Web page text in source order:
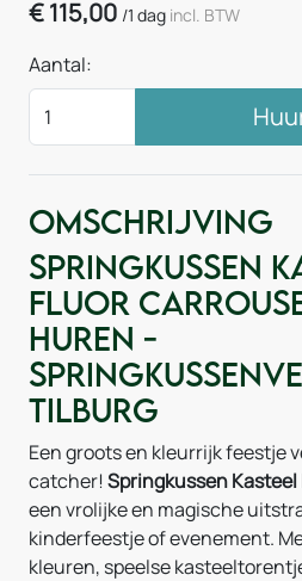
€115,00 /1 dag incl. BTW
Aantal:
Omschrijving
Springkussen
Fluor
huren -
Tilburg
Een groots en kleurrijk feestje
catcher! Springkussen
een vrolijke en magische
kinderfeestje of evenement.
kleuren, speelse